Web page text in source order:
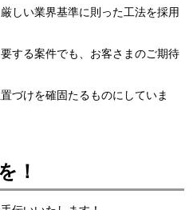
しい業界基準に則った工法を採用
する案件でも、お客さまのご期待
づけを確固たるものにしていま
！